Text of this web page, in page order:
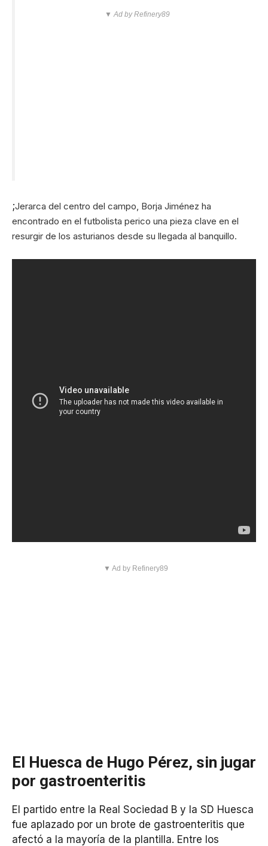
▼ Ad by Refinery89
;Jerarca del centro del campo, Borja Jiménez ha
encontrado en el futbolista perico una pieza clave en el
resurgir de los asturianos desde su llegada al banquillo.
▼ Ad by Refinery89
El Huesca de Hugo Pérez, sin jugar
por gastroenteritis
El partido entre la Real Sociedad B y la SD Huesca
fue aplazado por un brote de gastroenteritis que
afectó a la mayoría de la plantilla. Entre los